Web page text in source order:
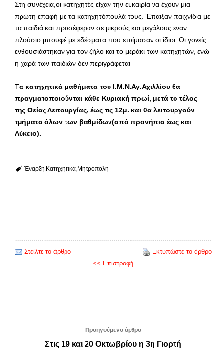
Στη συνέχεια,οι κατηχητές είχαν την ευκαιρία να έχουν μια
πρώτη επαφή με τα κατηχητόπουλά τους. Έπαιξαν παιχνίδια με
τα παιδιά και προσέφεραν σε μικρούς και μεγάλους έναν
πλούσιο μπουφέ με εδέσματα που ετοίμασαν οι ίδιοι. Οι γονείς
ενθουσιάστηκαν για τον ζήλο και το μεράκι των κατηχητών, ενώ
η χαρά των παιδιών δεν περιγράφεται.
Τα κατηχητικά μαθήματα του Ι.Μ.Ν.Αγ.Αχιλλίου θα
πραγματοποιούνται κάθε Κυριακή πρωί, μετά το τέλος
της Θείας Λειτουργίας, έως τις 12μ. και θα λειτουργούν
τμήματα όλων των βαθμίδων(από προνήπια έως και
Λύκειο).
Έναρξη Κατηχητικά Μητρόπολη
Στείλτε το άρθρο
Εκτυπώστε το άρθρο
<< Επιστροφή
Προηγούμενο άρθρο
Στις 19 και 20 Οκτωβρίου η 3η Γιορτή